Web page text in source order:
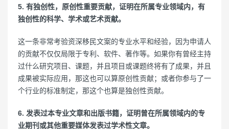
5. 有独创性，原创性重要贡献，证明在所属专业领域内，有
独创性的科学、学术或艺术贡献。
这一条非常考验资深移民文案的专业水平和经验，因为申请人
的贡献不仅仅局限于专利、软件、著作等。如果你有曾经主持
过什么研究项目、课题，并且项目或课题终将有了成果，并且
成果被实际应用，那这也可以算原创性贡献；或者你参与了一
个行业的标准制定，那这个也算是独创性贡献。
6. 发表过本专业文章和出版书籍，证明曾在所属领域内的专
业期刊或其他重要媒体发表过学术性文章。